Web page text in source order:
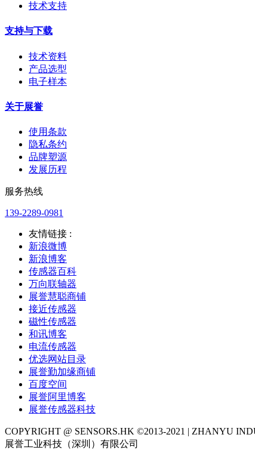
技术支持
支持与下载
技术资料
产品选型
电子样本
关于展誉
使用条款
隐私条约
品牌塑源
发展历程
服务热线
139-2289-0981
友情链接 :
新浪微博
新浪博客
传感器百科
万向联轴器
展誉慧聪商铺
接近传感器
磁性传感器
和讯博客
电流传感器
优选网站目录
展誉勤加缘商铺
百度空间
展誉阿里博客
展誉传感器科技
COPYRIGHT @ SENSORS.HK ©2013-2021 | ZHANYU
展誉工业科技（深圳）有限公司